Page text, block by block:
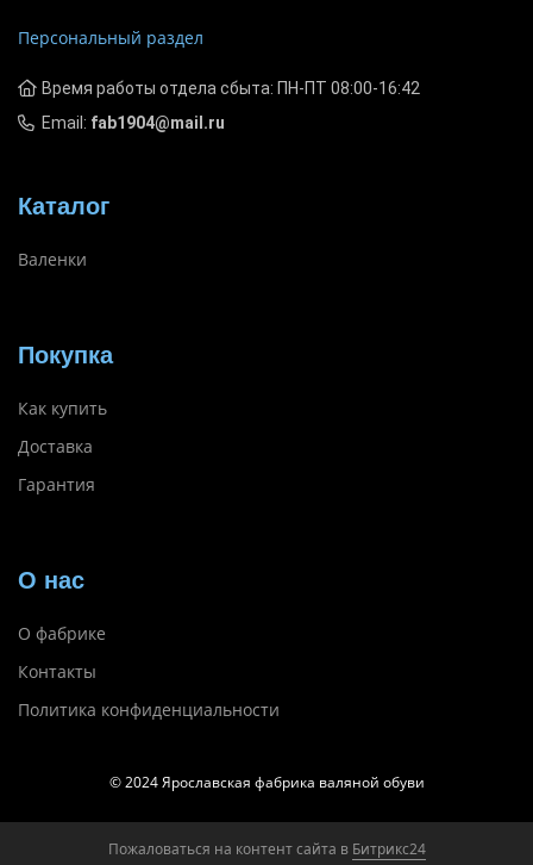
Персональный раздел
Время работы отдела сбыта: ПН-ПТ 08:00-16:42
Email: fab1904@mail.ru
Каталог
Валенки
Покупка
Как купить
Доставка
Гарантия
О нас
О фабрике
Контакты
Политика конфиденциальности
© 2024 Ярославская фабрика валяной обуви
Пожаловаться на контент cайта в Битрикс24